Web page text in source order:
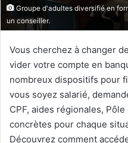
Groupe d'adultes diversifié en
un conseiller.
Vous cherchez à changer
vider votre compte en
nombreux dispositifs pour
vous soyez salarié,
CPF, aides régionales,
concrètes pour chaque
Découvrez comment